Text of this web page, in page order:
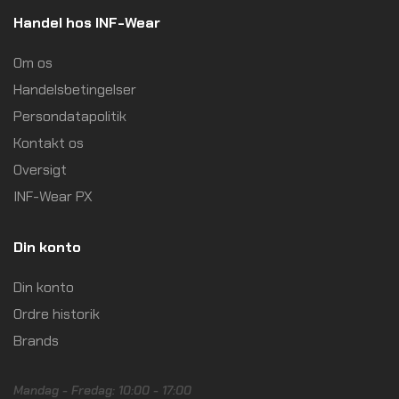
Handel hos INF-Wear
Om os
Handelsbetingelser
Persondatapolitik
Kontakt os
Oversigt
INF-Wear PX
Din konto
Din konto
Ordre historik
Brands
Mandag - Fredag: 10:00 - 17:00